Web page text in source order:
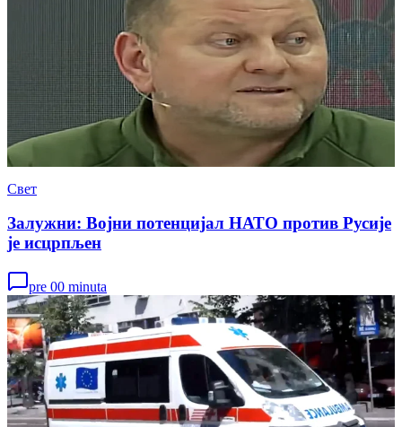
Свет
Залужни: Војни потенцијал НАТО против Русије
је исцрпљен
pre 00 minuta